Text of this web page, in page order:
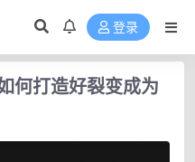
登录
何打造好裂变成为